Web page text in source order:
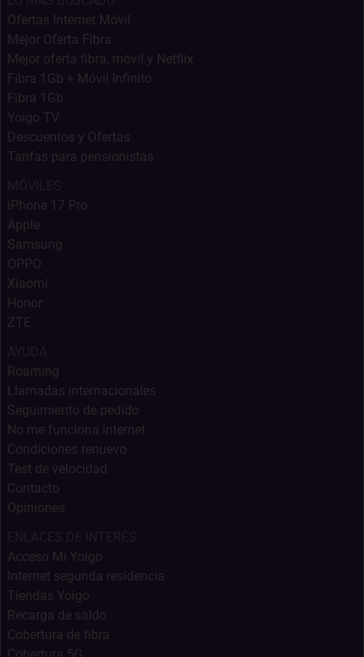
Ofertas Internet Móvil
Mejor Oferta Fibra
Mejor oferta fibra, móvil y Netflix
Fibra 1Gb + Móvil Infinito
Fibra 1Gb
Yoigo TV
Descuentos y Ofertas
Tarifas para pensionistas
iPhone 17 Pro
Apple
Samsung
OPPO
Xiaomi
Honor
ZTE
Roaming
Llamadas internacionales
Seguimiento de pedido
No me funciona internet
Condiciones renuevo
Test de velocidad
Contacto
Opiniones
Acceso Mi Yoigo
Internet segunda residencia
Tiendas Yoigo
Recarga de saldo
Cobertura de fibra